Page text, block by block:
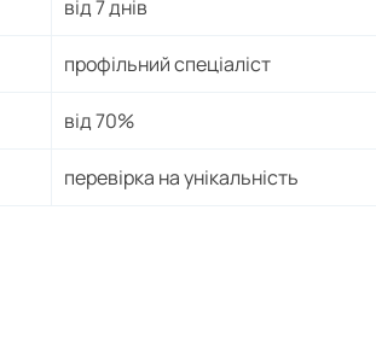
від 7 днів
профільний спеціаліст
від 70%
перевірка на унікальність